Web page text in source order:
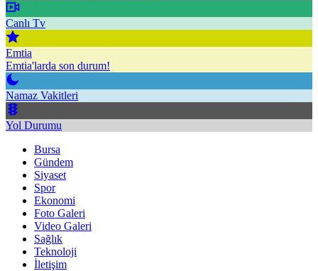
Canlı Tv
Emtia
Emtia'larda son durum!
Namaz Vakitleri
Yol Durumu
Bursa
Gündem
Siyaset
Spor
Ekonomi
Foto Galeri
Video Galeri
Sağlık
Teknoloji
İletişim